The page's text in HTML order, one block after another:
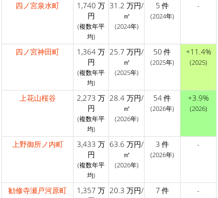
四ノ宮泉水町
1,740 万
円
(複数年平
均)
31.2 万円/
㎡
(2024年)
5 件
(2024年)
-
四ノ宮神田町
1,364 万
円
(複数年平
均)
25.7 万円/
㎡
(2025年)
50 件
(2025年)
+11.4%
(2025)
上花山桜谷
2,273 万
円
(複数年平
均)
28.4 万円/
㎡
(2026年)
54 件
(2026年)
+3.9%
(2026)
上野御所ノ内町
3,433 万
円
(複数年平
均)
63.6 万円/
㎡
(2026年)
3 件
(2026年)
-
勧修寺瀬戸河原町
1,357 万 20.3 万円/
7 件 -